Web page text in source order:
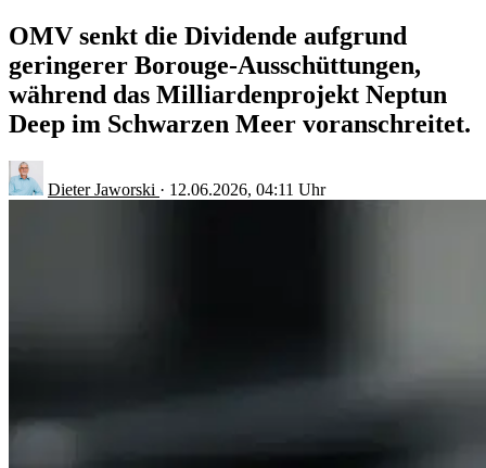
OMV senkt die Dividende aufgrund
geringerer Borouge-Ausschüttungen,
während das Milliardenprojekt Neptun
Deep im Schwarzen Meer voranschreitet.
Dieter Jaworski · 12.06.2026, 04:11 Uhr